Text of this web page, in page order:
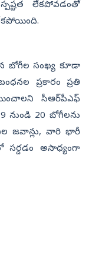
లేకపోవడంతో
బోగీల సంఖ్య కూడా
ప్రకారం ప్రతి
సీఆర్‌పీఎఫ్
20 బోగీలను
జవాన్లు, వారి భారీ
అసాధ్యంగా